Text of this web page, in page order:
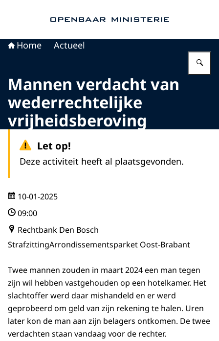
Home Actueel
Mannen verdacht van
wederrechtelijke
vrijheidsberoving
Let op!
Deze activiteit heeft al plaatsgevonden.
10-01-2025
09:00
Rechtbank Den Bosch
StrafzittingArrondissementsparket Oost-Brabant
Twee mannen zouden in maart 2024 een man tegen
zijn wil hebben vastgehouden op een hotelkamer. Het
slachtoffer werd daar mishandeld en er werd
geprobeerd om geld van zijn rekening te halen. Uren
later kon de man aan zijn belagers ontkomen. De twee
verdachten staan vandaag voor de rechter.